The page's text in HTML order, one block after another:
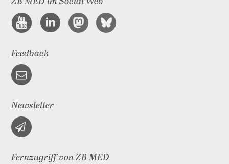
Feedback
Newsletter
Fernzugriff von ZB MED